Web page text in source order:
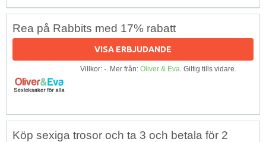
Rea på Rabbits med 17% rabatt
VISA ERBJUDANDE
Villkor: -. Mer från: Oliver & Eva. Giltig tills vidare.
Köp sexiga trosor och ta 3 och betala för 2